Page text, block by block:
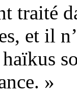
traité
et il
»